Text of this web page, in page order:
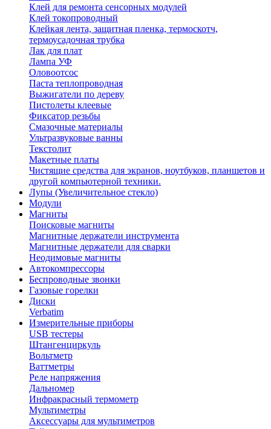
Клей для ремонта сенсорных модулей
Клей токопроводный
Клейкая лента, защитная пленка, термоскотч,
термоусадочная трубка
Лак для плат
Лампа УФ
Оловоотсос
Паста теплопроводная
Выжигатели по дереву
Пистолеты клеевые
Фиксатор резьбы
Смазочные материалы
Ультразвуковые ванны
Текстолит
Макетные платы
Чистящие средства для экранов, ноутбуков, планшетов и
другой компьютерной техники.
Лупы (Увеличительное стекло)
Модули
Магниты
Поисковые магниты
Магнитные держатели инструмента
Магнитные держатели для сварки
Неодимовые магниты
Автокомпрессоры
Беспроводные звонки
Газовые горелки
Диски
Verbatim
Измерительные приборы
USB тестеры
Штангенциркуль
Вольтметр
Ваттметры
Реле напряжения
Дальномер
Инфракрасный термометр
Мультиметры
Аксессуары для мультиметров